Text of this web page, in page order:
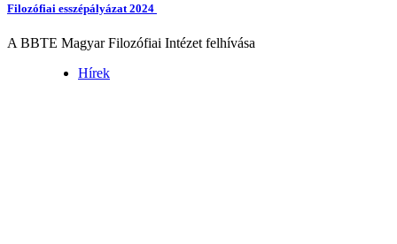
Filozófiai esszépályázat 2024
A BBTE Magyar Filozófiai Intézet felhívása
Hírek